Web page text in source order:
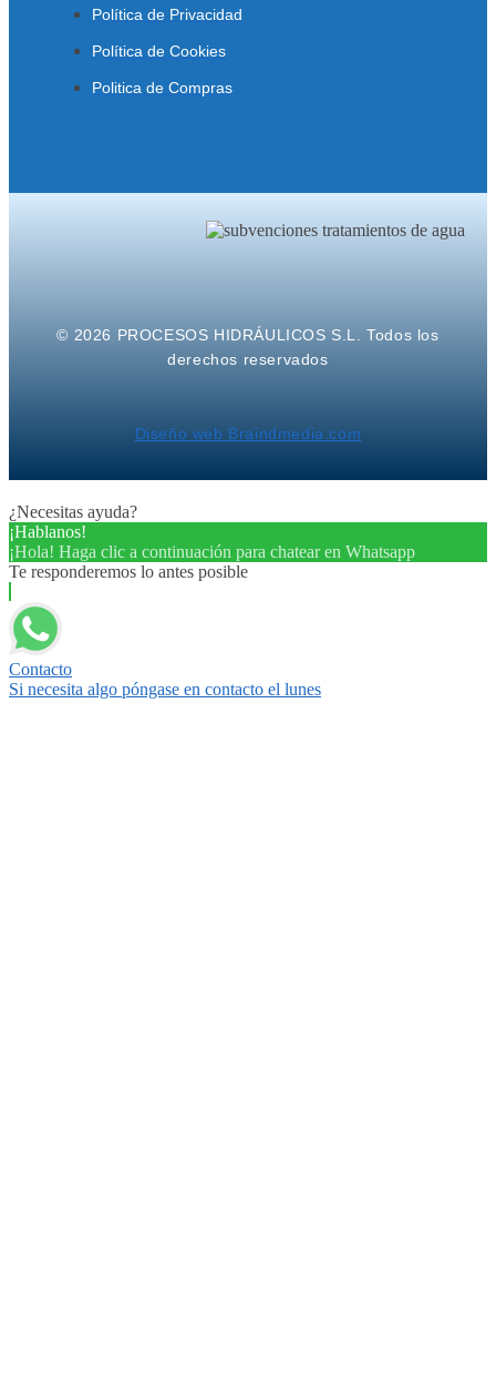
Política de Privacidad
Política de Cookies
Politica de Compras
© 2026 PROCESOS HIDRÁULICOS S.L. Todos los
derechos reservados
Diseño web Braindmedia.com
¿Necesitas ayuda?
¡Hablanos!
¡Hola! Haga clic a continuación para chatear en Whatsapp
Te responderemos lo antes posible
Contacto
Si necesita algo póngase en contacto el lunes